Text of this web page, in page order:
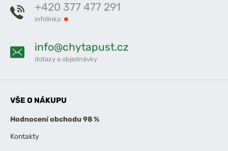
+420 377 477 291
infolinka
info@chytapust.cz
dotazy a objednávky
VŠE O NÁKUPU
Hodnocení obchodu 98 %
Kontakty